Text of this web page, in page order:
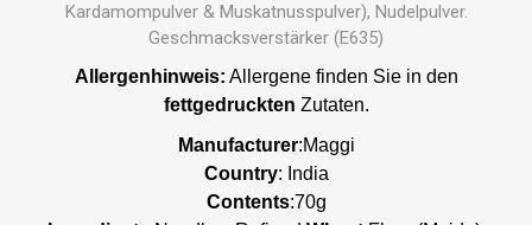
Kardamompulver & Muskatnusspulver), Nudelpulver.
Geschmacksverstärker (E635)
Allergenhinweis: Allergene finden Sie in den
fettgedruckten Zutaten.
Manufacturer:Maggi
Country: India
Contents:70g